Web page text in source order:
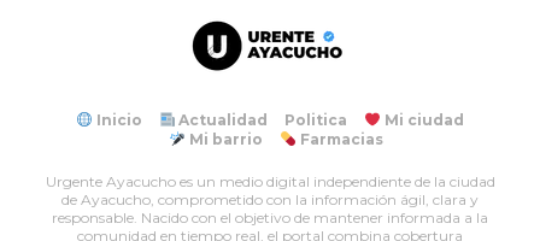
Inicio Actualidad Politica
Mi ciudad
Mi barrio
Farmacias
Urgente Ayacucho es un medio digital independiente de la ciudad
de Ayacucho, comprometido con la información ágil, clara y
responsable. Nacido con el objetivo de mantener informada a la
comunidad en tiempo real, el portal combina cobertura